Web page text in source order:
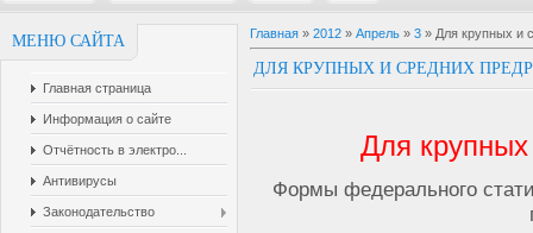
МЕНЮ САЙТА
Главная страница
Информация о сайте
Отчётность в электро...
Антивирусы
Законодательство
Главная » 2012 » Апрель » 3 » Для крупных и
ДЛЯ КРУПНЫХ И СРЕДНИХ
Для
Формы федерального